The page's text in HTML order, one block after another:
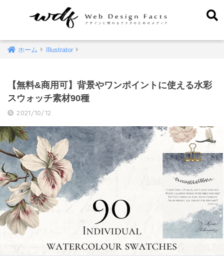
ホーム Illustrator
【無料&商用可】背景やワンポイントに使える水彩
スウォッチ素材90種
2021/10/12